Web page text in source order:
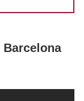
Barcelona